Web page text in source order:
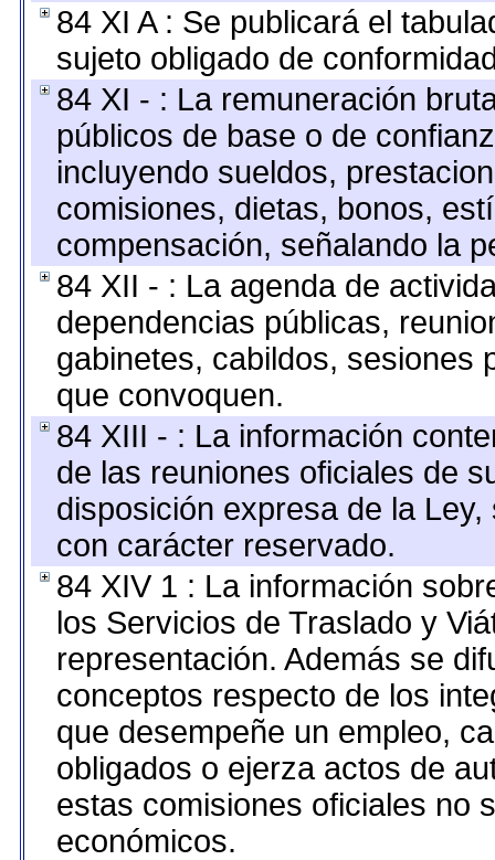
84 XI A : Se publicará el
sujeto obligado de
84 XI - : La remuneración
públicos de base o de
incluyendo sueldos,
comisiones, dietas, bonos,
compensación, señalando la
84 XII - : La agenda de
dependencias públicas,
gabinetes, cabildos, sesiones
que convoquen.
84 XIII - : La información
de las reuniones oficiales de
disposición expresa de la
con carácter reservado.
84 XIV 1 : La información
los Servicios de Traslado y
representación. Además se
conceptos respecto de los
que desempeñe un empleo,
obligados o ejerza actos de
estas comisiones oficiales no
económicos.